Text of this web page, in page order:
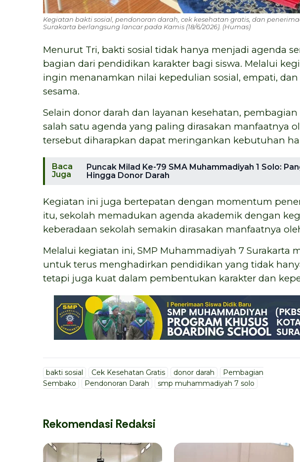
Kegiatan bakti sosial, pendonoran darah, cek kesehatan gratis, dan
Surakarta berlangsung lancar pada Kamis (18/6/2026). (Humas)
Menurut Tri, bakti sosial tidak hanya menjadi agenda
bagian dari pendidikan karakter bagi siswa. Melalui
ingin menanamkan nilai kepedulian sosial, empati,
sesama.
Selain donor darah dan layanan kesehatan,
salah satu agenda yang paling dirasakan manfaatnya
tersebut diharapkan dapat meringankan kebutuhan
Baca
Juga
Puncak Milad Ke-79 SMA Muhammadiyah 1 Solo:
Hingga Donor Darah
Kegiatan ini juga bertepatan dengan momentum
itu, sekolah memadukan agenda akademik dengan
keberadaan sekolah semakin dirasakan manfaatnya
Melalui kegiatan ini, SMP Muhammadiyah 7 Surakarta
untuk terus menghadirkan pendidikan yang tidak
tetapi juga kuat dalam pembentukan karakter dan
bakti sosial Cek Kesehatan Gratis donor darah
Pembagian
Sembako
Pendonoran Darah smp muhammadiyah 7 solo
Rekomendasi Redaksi